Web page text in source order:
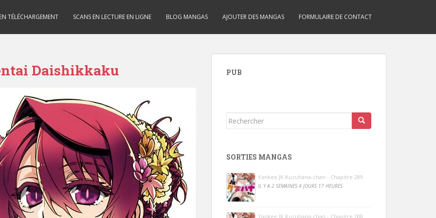
TÉLÉCHARGEMENT SCANS EN LECTURE EN LIGNE BLOG MANGAS AJOUTER DES MANGAS FORMULAIRE DE CONTACT
Daishikkaku PUB
Rechercher...
SORTIES MANGAS
Yankee JK Kuzuhana-chan - Chapitre 289
IL Y A 2 SEMAINES 4 JOURS 17 HEURES
Yankee JK Kuzuhana-chan - Chapitre 288